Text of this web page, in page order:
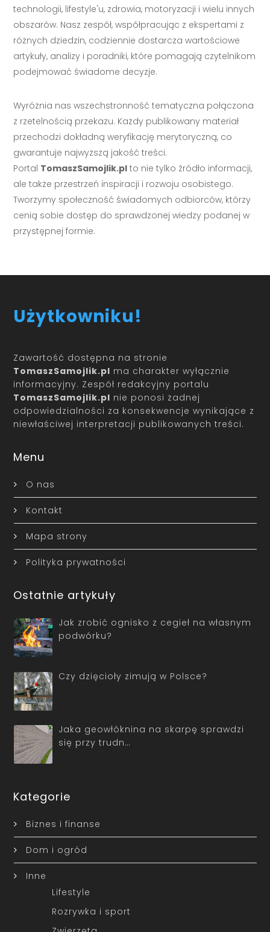
technologii, lifestyle'u, zdrowia, motoryzacji i wielu innych
obszarów. Nasz zespół, współpracując z ekspertami z
różnych dziedzin, codziennie dostarcza wartościowe
artykuły, analizy i poradniki, które pomagają czytelnikom
podejmować świadome decyzje.
Wyróżnia nas wszechstronność tematyczna połączona
z rzetelnością przekazu. Każdy publikowany materiał
przechodzi dokładną weryfikację merytoryczną, co
gwarantuje najwyższą jakość treści.
Portal TomaszSamojlik.pl to nie tylko źródło informacji,
ale także przestrzeń inspiracji i rozwoju osobistego.
Tworzymy społeczność świadomych odbiorców, którzy
cenią sobie dostęp do sprawdzonej wiedzy podanej w
przystępnej formie.
Użytkowniku!
Zawartość dostępna na stronie
TomaszSamojlik.pl ma charakter wyłącznie
informacyjny. Zespół redakcyjny portalu
TomaszSamojlik.pl nie ponosi żadnej
odpowiedzialności za konsekwencje wynikające z
niewłaściwej interpretacji publikowanych treści.
Menu
O nas
Kontakt
Mapa strony
Polityka prywatności
Ostatnie artykuły
Jak zrobić ognisko z cegieł na własnym
podwórku?
Czy dzięcioły zimują w Polsce?
Jaka geowłóknina na skarpę sprawdzi
się przy trudn…
Kategorie
Biznes i finanse
Dom i ogród
Inne
Lifestyle
Rozrywka i sport